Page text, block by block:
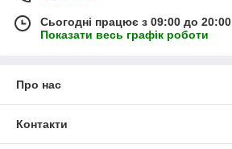
Сьогодні працює з 09:00 до 20:00
Показати весь графік роботи
Про нас
Контакти